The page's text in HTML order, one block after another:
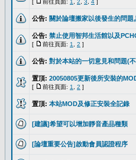
[ 前往頁面: 1 2 3 4 ]
公告: 關於論壇搬家以後發生的問題
公告: 禁止使用智邦生活館以及
[ 前往頁面: 1 2 ]
公告: 對於本站的一切意見和問題(
置頂: 20050805更新後所安裝的
[ 前往頁面: 1 2 ]
置頂: 本站MOD及修正安裝全記錄
[建議]希望可以增加靜音產品種類
[論壇重要公告]啟動會員認證程序